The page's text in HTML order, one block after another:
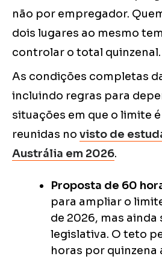
não por empregador.
dois lugares ao mesmo
controlar o total quinzenal.
As condições completas
incluindo regras para
situações em que o limite
reunidas no visto de
Austrália em 2026.
Proposta de 60
para ampliar o
de 2026, mas
legislativa. O teto
horas por quinzena